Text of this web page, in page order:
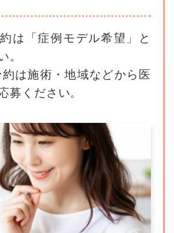
は「症例モデル希望」と
。
は施術・地域などから医
募ください。